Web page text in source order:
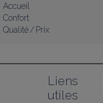
Accueil
Confort
Qualité / Prix
Liens
utiles